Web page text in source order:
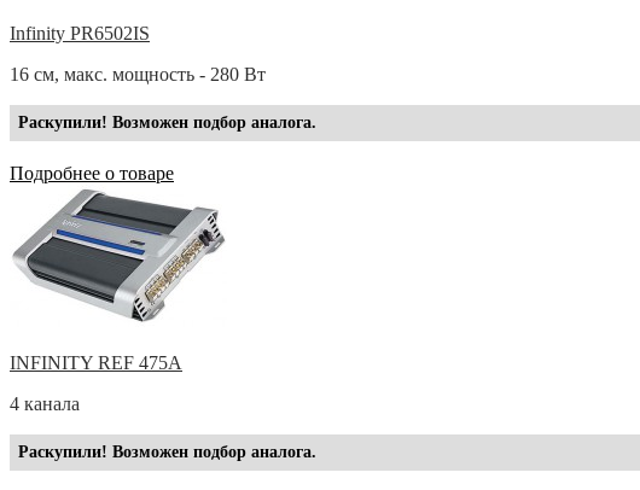
Infinity PR6502IS
16 см, макс. мощность - 280 Вт
Раскупили! Возможен подбор аналога.
Подробнее о товаре
INFINITY REF 475A
4 канала
Раскупили! Возможен подбор аналога.